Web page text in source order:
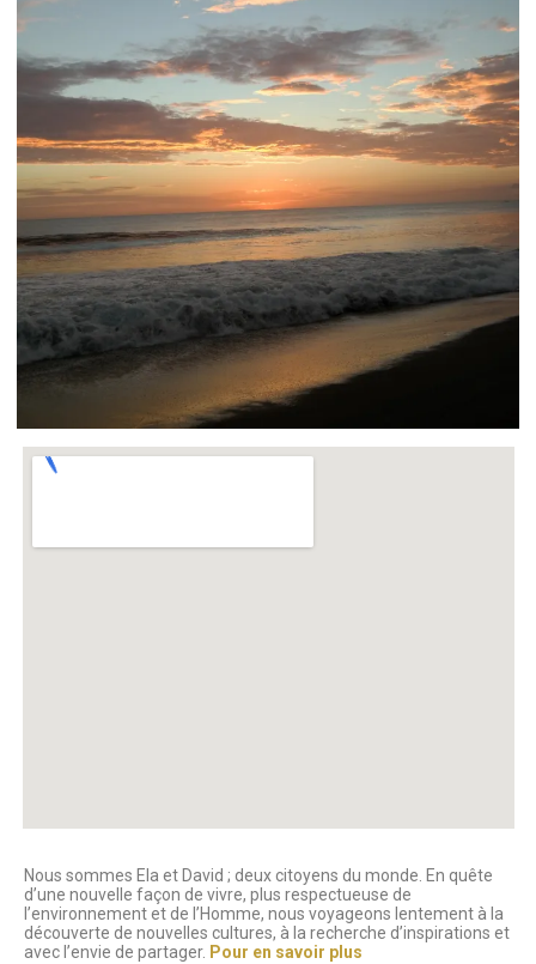
Nous sommes Ela et David ; deux citoyens du monde. En quête
d’une nouvelle façon de vivre, plus respectueuse de
l’environnement et de l’Homme, nous voyageons lentement à la
découverte de nouvelles cultures, à la recherche d’inspirations et
avec l’envie de partager. Pour en savoir plus